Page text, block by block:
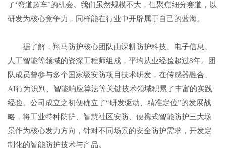
了‘弯道超车’的机会。我们虽然规模不大，但聚焦细分赛道，以
研发为核心竞争力，同样能在行业中开辟属于自己的蓝海。
据了解，翔马防护核心团队由深耕防护科技、电子信息、
人工智能等领域的资深工程师组成，平均从业经验超过8年。团
队成员曾参与多个国家级安防项目技术研发，在传感器融合、
AI行为识别、智能响应算法等关键技术领域积累了丰富的实践
经验。公司成立之初便确立了“研发驱动、精准定位”的发展战
略，将工业特种防护、智慧社区安防、便携式智能防护三大场
景作为核心发力方向，针对不同场景的安全防护需求，开发定
制化的智能防护技术与产品。